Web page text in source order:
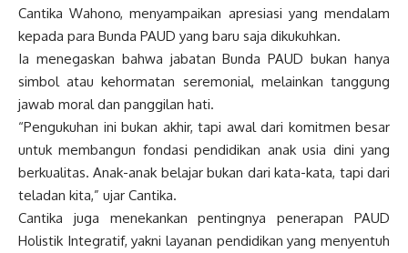
Cantika Wahono, menyampaikan apresiasi yang mendalam
kepada para Bunda PAUD yang baru saja dikukuhkan.
Ia menegaskan bahwa jabatan Bunda PAUD bukan hanya
simbol atau kehormatan seremonial, melainkan tanggung
jawab moral dan panggilan hati.
“Pengukuhan ini bukan akhir, tapi awal dari komitmen besar
untuk membangun fondasi pendidikan anak usia dini yang
berkualitas. Anak-anak belajar bukan dari kata-kata, tapi dari
teladan kita,” ujar Cantika.
Cantika juga menekankan pentingnya penerapan PAUD
Holistik Integratif, yakni layanan pendidikan yang menyentuh